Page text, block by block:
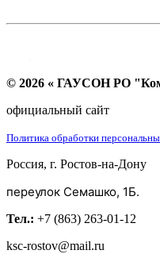
© 2026 « ГАУСОН РО
официальный сайт
Политика обработки
Россия, г. Ростов-на-Дону
переулок Семашко, 1Б.
Тел.: +7 (863) 263-01-12
ksc-rostov@mail.ru